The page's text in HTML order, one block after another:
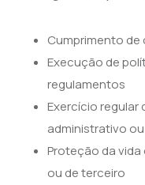
Cumprimento
Execução de
regulamentos
Exercício regular
administrativo
Proteção da
ou de terceiro